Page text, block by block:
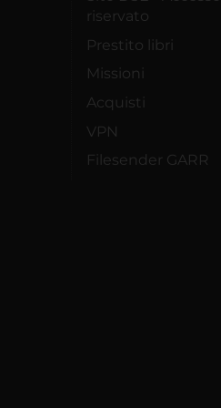
riservato
Prestito libri
Missioni
Acquisti
VPN
Filesender GARR